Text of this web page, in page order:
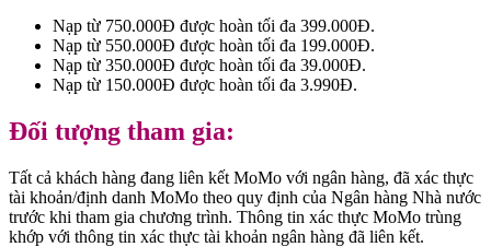
Nạp từ 750.000Đ được hoàn tối đa 399.000Đ.
Nạp từ 550.000Đ được hoàn tối đa 199.000Đ.
Nạp từ 350.000Đ được hoàn tối đa 39.000Đ.
Nạp từ 150.000Đ được hoàn tối đa 3.990Đ.
Đối tượng tham gia:
Tất cả khách hàng đang liên kết MoMo với ngân hàng, đã xác thực
tài khoản/định danh MoMo theo quy định của Ngân hàng Nhà nước
trước khi tham gia chương trình. Thông tin xác thực MoMo trùng
khớp với thông tin xác thực tài khoản ngân hàng đã liên kết.